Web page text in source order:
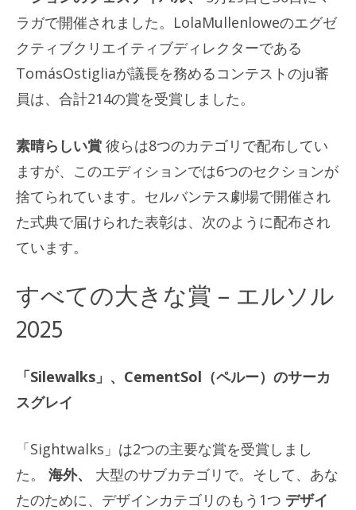
ラガで開催されました。LolaMullenloweのエグゼ
クティブクリエイティブディレクターである
TomásOstigliaが議長を務めるコンテストのju審
員は、合計214の賞を受賞しました。
素晴らしい賞 彼らは8つのカテゴリで配布してい
ますが、このエディションでは6つのセクションが
捨てられています。セルバンテス劇場で開催され
た式典で届けられた表彰は、次のように配布され
ています。
すべての大きな賞 – エルソル
2025
「Silewalks」、CementSol（ペルー）のサーカ
スグレイ
「Sightwalks」は2つの主要な賞を受賞しまし
た。 海外、
大型のサブカテゴリで。そして、あな
たのために、デザインカテゴリのもう1つ デザイ